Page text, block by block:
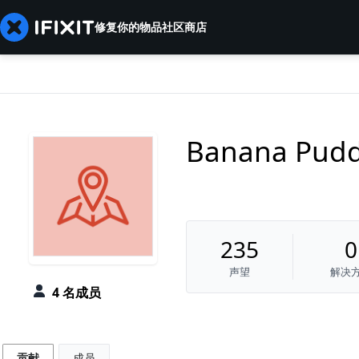
修复你的物品社区商店
4 名成员
Banana
235
声望
0
解决